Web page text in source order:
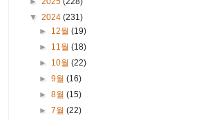
▼ 2024 (231)
► 12월(19)
► 11월(18)
► 10월(22)
►9월(16)
►8월(15)
►7월(22)